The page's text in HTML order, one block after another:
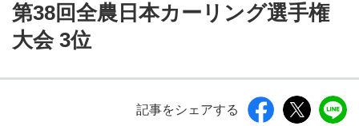
第38回全農日本カーリング選手権
大会 3位
記事をシェアする